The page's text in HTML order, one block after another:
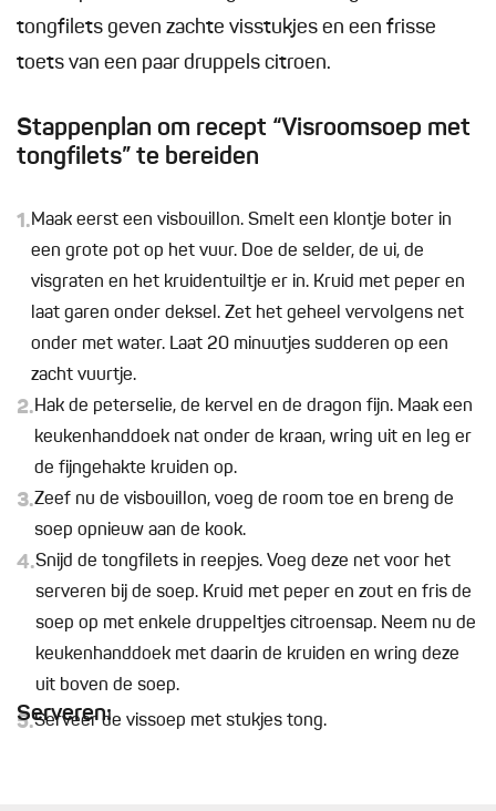
tongfilets geven zachte visstukjes en een frisse
toets van een paar druppels citroen.
Stappenplan om recept “Visroomsoep met
tongfilets” te bereiden
1.Maak eerst een visbouillon. Smelt een klontje boter in
een grote pot op het vuur. Doe de selder, de ui, de
visgraten en het kruidentuiltje er in. Kruid met peper en
laat garen onder deksel. Zet het geheel vervolgens net
onder met water. Laat 20 minuutjes sudderen op een
zacht vuurtje.
2.Hak de peterselie, de kervel en de dragon fijn. Maak een
keukenhanddoek nat onder de kraan, wring uit en leg er
de fijngehakte kruiden op.
3.Zeef nu de visbouillon, voeg de room toe en breng de
soep opnieuw aan de kook.
4.Snijd de tongfilets in reepjes. Voeg deze net voor het
serveren bij de soep. Kruid met peper en zout en fris de
soep op met enkele druppeltjes citroensap. Neem nu de
keukenhanddoek met daarin de kruiden en wring deze
uit boven de soep.
Serveren:
5.Serveer de vissoep met stukjes tong.